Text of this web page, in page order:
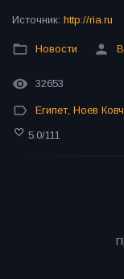
Источник: http://ria.ru
Новости
32653
Египет, Ноев
5.0/111